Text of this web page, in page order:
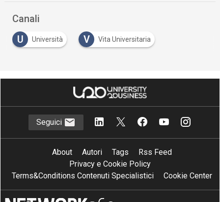
Canali
U
Università V Vita Universitaria
Seguici
About Autori Tags
Rss Feed
Privacy e Cookie Policy
Terms&Conditions Contenuti Specialistici
Cookie Center